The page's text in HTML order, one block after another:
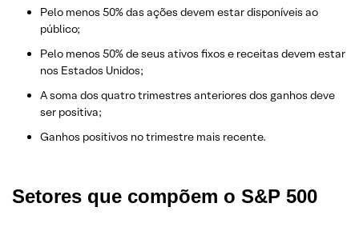
Pelo menos 50% das ações devem estar disponíveis ao
público;
Pelo menos 50% de seus ativos fixos e receitas devem estar
nos Estados Unidos;
A soma dos quatro trimestres anteriores dos ganhos deve
ser positiva;
Ganhos positivos no trimestre mais recente.
Setores que compõem o S&P 500